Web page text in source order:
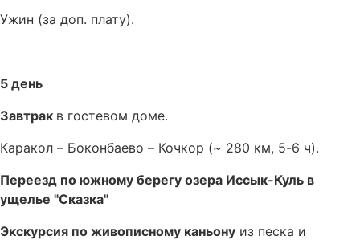
Ужин (за доп. плату).
5 день
Завтрак в гостевом доме.
Каракол – Боконбаево – Кочкор (~ 280 км, 5-6 ч).
Переезд по южному берегу озера Иссык-Куль в
ущелье "Сказка"
Экскурсия по живописному каньону из песка и